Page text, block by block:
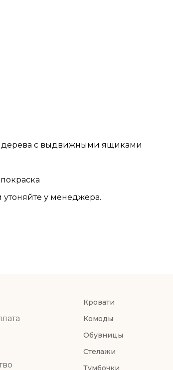
дерева с выдвижными ящиками
утоняйте у менеджера.
Кровати
Комоды
Обувницы
Стелажи
Тумбочки